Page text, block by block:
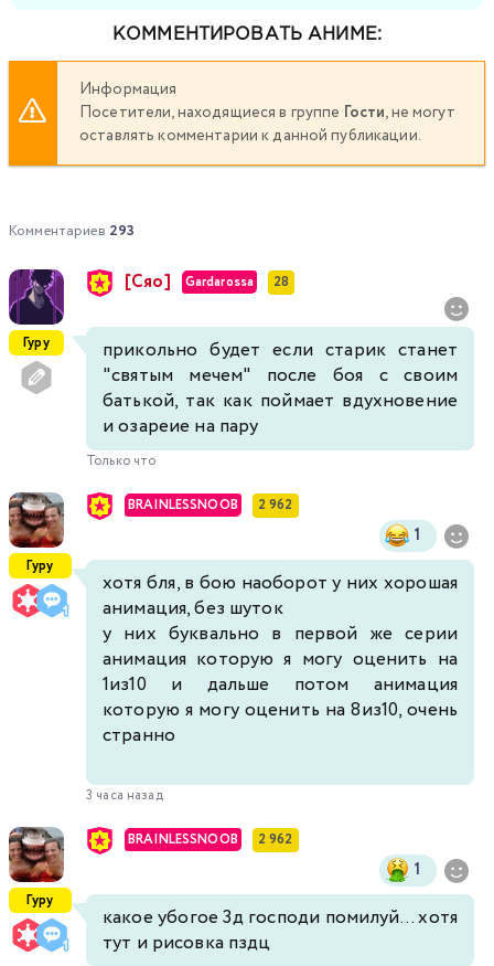
КОММЕНТИРОВАТЬ АНИМЕ:
Информация
Посетители, находящиеся в группе Гости, не могут
оставлять комментарии к данной публикации.
Комментариев 293
Гуру
[Сяо] Gardarossa 28
прикольно будет если старик станет
"святым мечем" после боя с своим
батькой, так как поймает вдухновение
и озареие на пару
Только что
Гуру
BRAINLESSNOOB 2 962
1
хотя бля, в бою наоборот у них хорошая
анимация, без шуток
у них буквально в первой же серии
анимация которую я могу оценить на
1из10 и дальше потом анимация
которую я могу оценить на 8из10, очень
странно
3 часа назад
Гуру
BRAINLESSNOOB 2 962
1
какое убогое 3д господи помилуй... хотя
тут и рисовка пздц